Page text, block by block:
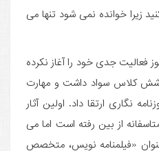
زیرا خوانده نمی شود تنها می
فعالیت جدی خود را آغاز نکرده
شش کلاس سواد داشت و مهارت
نگاری ارتقا داد. اولین آثار
از بین رفته است اما می
«فیلمنامه نویس، متخصص